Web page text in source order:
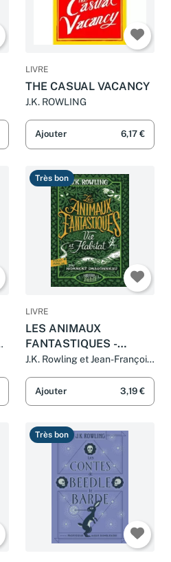
LIVRE
THE CASUAL VACANCY
J.K. ROWLING
Ajouter 6,17 €
Très bon
LIVRE
LES ANIMAUX
FANTASTIQUES -
EDITION AUGMENTEE
J.K. Rowling et Jean-François
Ajouter 3,19 €
Très bon